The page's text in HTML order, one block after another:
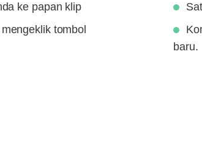
ke papan klip
tombol
baru.